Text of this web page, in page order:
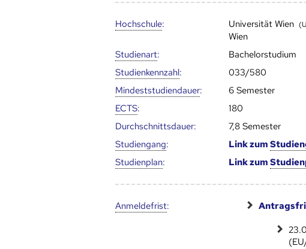
Hoch­schule: Universität Wien
Wien
Studienart:
Bachelorstudium
Studien­kenn­zahl:
033/580
Mindest­studien­dauer:
6 Semester
ECTS:
180
Durch­schnitts­dauer:
7,8 Semester
Studien­gang: Link zum
Studien­plan: Link zum
Anmelde­frist: